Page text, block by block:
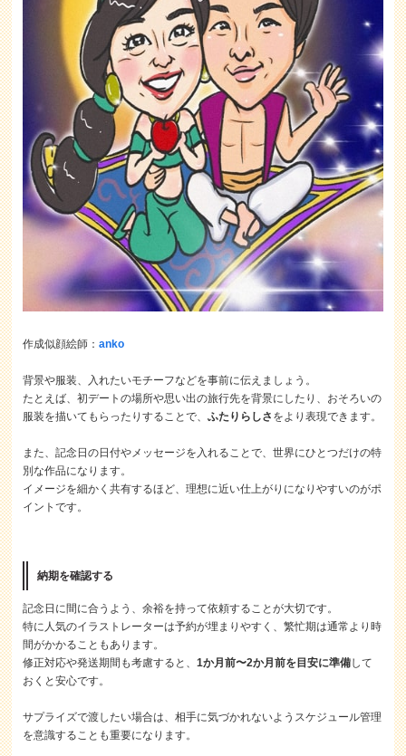
作成似顔絵師：anko
背景や服装、入れたいモチーフなどを事前に伝えましょう。
たとえば、初デートの場所や思い出の旅行先を背景にしたり、おそろいの
服装を描いてもらったりすることで、ふたりらしさ をより表現できます。
また、記念日の日付やメッセージを入れることで、世界にひとつだけの特
別な作品になります。
イメージを細かく共有するほど、理想に近い仕上がりになりやすいのがポ
イントです。
納期を確認する
記念日に間に合うよう、余裕を持って依頼することが大切です。
特に人気のイラストレーターは予約が埋まりやすく、繁忙期は通常より時
間がかかることもあります。
修正対応や発送期間も考慮すると、1か月前〜2か月前を目安に準備して
おくと安心です。
サプライズで渡したい場合は、相手に気づかれないようスケジュール管理
を意識することも重要になります。